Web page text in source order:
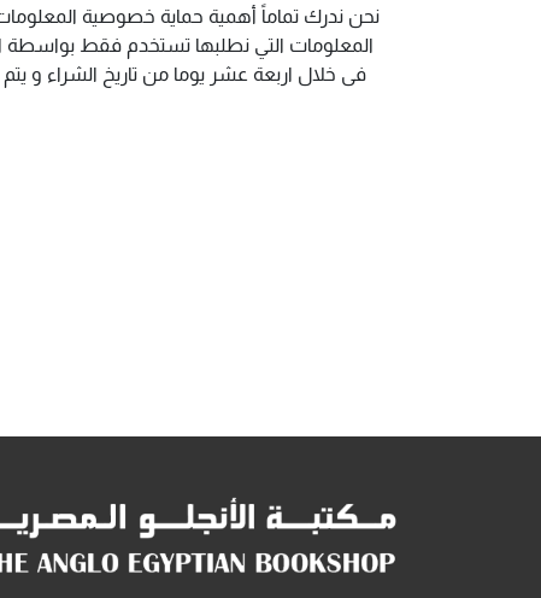
نحن ندرك تماماً أهمية حماية خصوصية
المعلومات التي نطلبها تستخدم فقط بواسطة
فى خلال اربعة عشر يوما من تاريخ الشراء و